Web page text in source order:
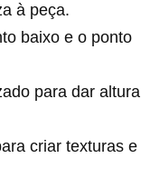
à peça.
baixo e o ponto
para dar altura
criar texturas e